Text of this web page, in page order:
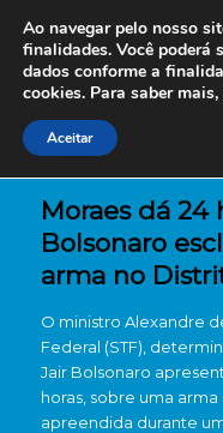
Moraes dá 24
Bolsonaro
arma no
O ministro Alexandre
Federal (STF),
Jair Bolsonaro
horas, sobre uma
apreendida durante
Ao navegar pelo nosso
finalidades. Você poderá
dados conforme a
cookies. Para saber mais,
Aceitar